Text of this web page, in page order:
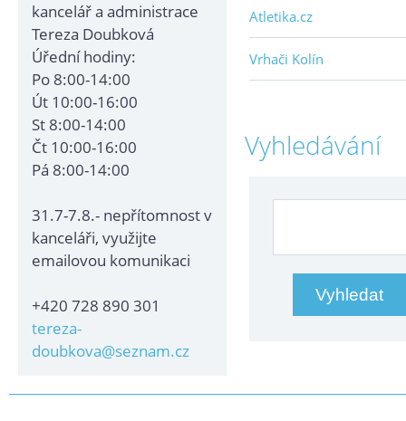
kancelář a administrace
Tereza Doubková
Úřední hodiny:
Po 8:00-14:00
Út 10:00-16:00
St 8:00-14:00
Čt 10:00-16:00
Pá 8:00-14:00
31.7-7.8.- nepřítomnost v
kanceláři, využijte
emailovou komunikaci
+420 728 890 301
tereza-
doubkova@seznam.cz
Atletika.cz
Vrhači Kolín
Vyhledávání